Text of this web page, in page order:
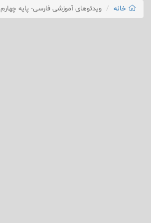
خانه ویدئوهای آموزشی فارسی- پایه چهارم